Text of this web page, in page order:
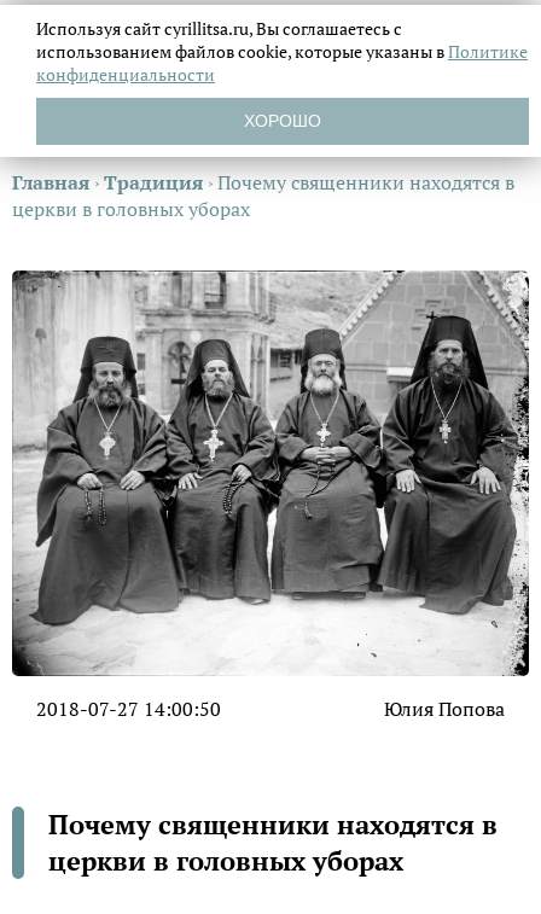
Главная ›Традиция ›Почему священники находятся в
церкви в головных уборах
2018-07-27 14:00:50 Юлия Попова
Почему священники находятся в
церкви в головных уборах
Используя сайт cyrillitsa.ru, Вы соглашаетесь с
использованием файловcookie, которые указаны вПолитике
конфиденциальности
ХОРОШО